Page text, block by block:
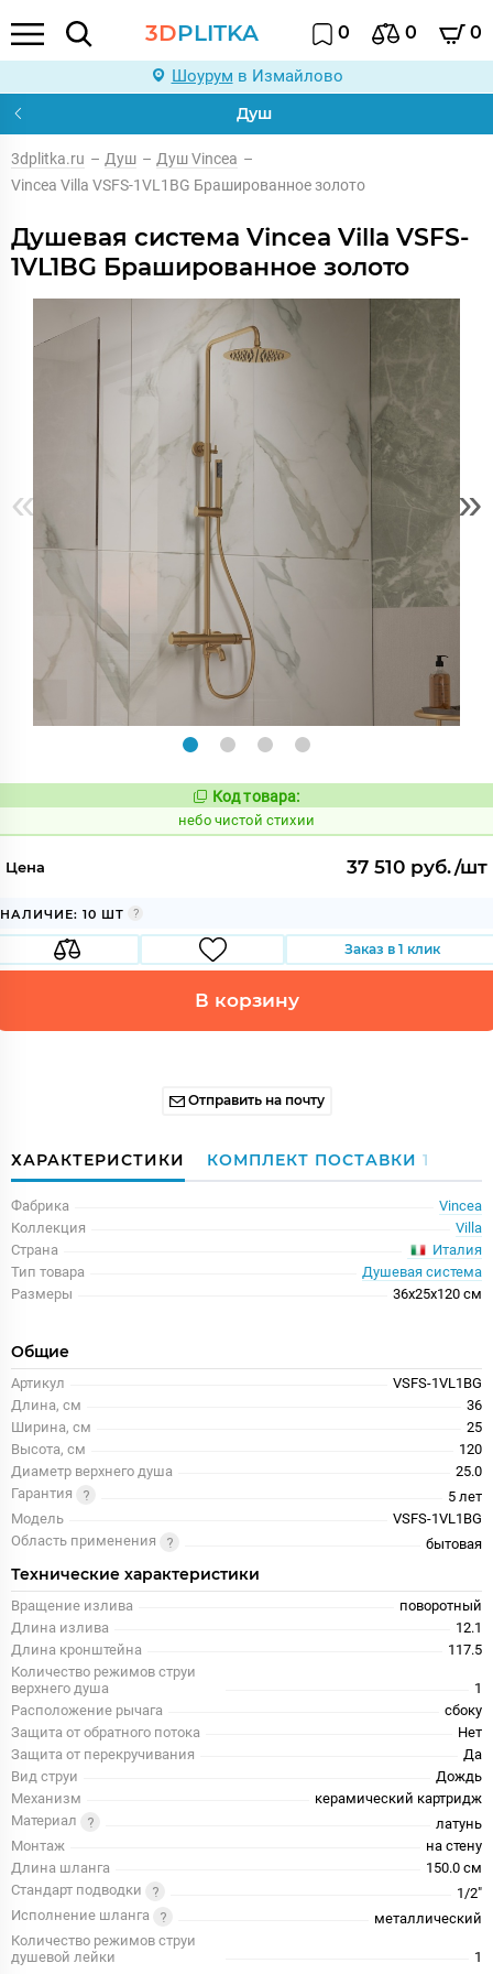
3DPLITKA 0 0 0
Шоурум в Измайлово
Душ
3dplitka.ru – Душ – Душ Vincea –
Vincea Villa VSFS-1VL1BG Брашированное золото
Душевая система Vincea Villa VSFS-
1VL1BG Брашированное золото
« »
Код:
1123973
Код товара:
небо чистой стихии
Цена 37 510 руб./шт
НАЛИЧИЕ: 10 ШТ
Заказ в 1 клик
В корзину
Отправить на почту
ХАРАКТЕРИСТИКИ КОМПЛЕКТ ПОСТАВКИ 1
Фабрика
Vincea
Коллекция
Villa
Страна
Италия
Тип товара
Душевая система
Размеры
36x25x120 см
Общие
Артикул
VSFS-1VL1BG
Длина, см
36
Ширина, см
25
Высота, см
120
Диаметр верхнего душа
25.0
Гарантия
5 лет
Модель
VSFS-1VL1BG
Область применения
бытовая
Технические характеристики
Вращение излива
поворотный
Длина излива
12.1
Длина кронштейна
117.5
Количество режимов струи
верхнего душа
1
Расположение рычага
сбоку
Защита от обратного потока
Нет
Защита от перекручивания
Да
Вид струи
Дождь
Механизм
керамический картридж
Материал
латунь
Монтаж
на стену
Длина шланга
150.0 см
Стандарт подводки
1/2"
Исполнение шланга
металлический
Количество режимов струи
душевой лейки
1